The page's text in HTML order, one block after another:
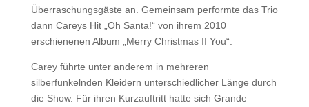
Überraschungsgäste an. Gemeinsam performte das Trio
dann Careys Hit „Oh Santa!“ von ihrem 2010
erschienenen Album „Merry Christmas II You“.
Carey führte unter anderem in mehreren
silberfunkelnden Kleidern unterschiedlicher Länge durch
die Show. Für ihren Kurzauftritt hatte sich Grande